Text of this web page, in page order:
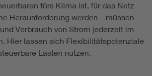
fürs Klima ist, für das Netz
Herausforderung werden – müssen
Verbrauch von Strom jederzeit im
Hier lassen sich Flexibilitätspotenziale
Lasten nutzen.